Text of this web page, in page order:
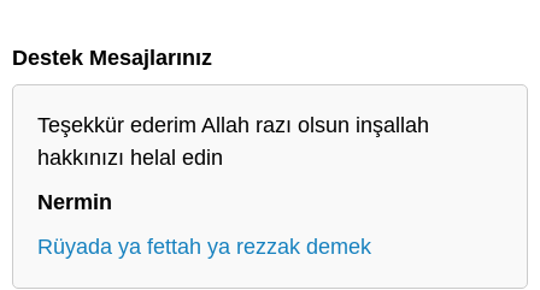
Destek Mesajlarınız
Teşekkür ederim Allah razı olsun inşallah
hakkınızı helal edin
Nermin
Rüyada ya fettah ya rezzak demek